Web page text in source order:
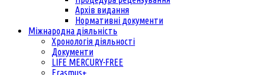
Архів видання
Нормативні документи
Міжнародна діяльність
Хронологія діяльності
Документи
LIFE MERCURY-FREE
Erasmus+